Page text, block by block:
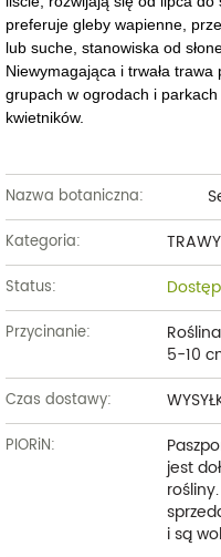
preferuje gleby wapienne,
lub suche, stanowiska od
Niewymagająca i trwała
grupach w ogrodach i
kwietników.
Nazwa botaniczna:
Kategoria:
Status:
Przycinanie:
5-10
Czas dostawy:
PIORiN:
jest
i są